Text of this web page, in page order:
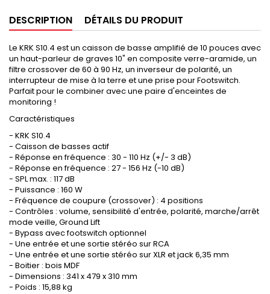
DESCRIPTION DÉTAILS DU PRODUIT
Le KRK S10.4 est un caisson de basse amplifié de 10 pouces avec
un haut-parleur de graves 10" en composite verre-aramide, un
filtre crossover de 60 à 90 Hz, un inverseur de polarité, un
interrupteur de mise à la terre et une prise pour Footswitch.
Parfait pour le combiner avec une paire d'enceintes de
monitoring !
Caractéristiques
- KRK S10.4
- Caisson de basses actif
- Réponse en fréquence : 30 - 110 Hz (+/- 3 dB)
- Réponse en fréquence : 27 - 156 Hz (-10 dB)
- SPL max. : 117 dB
- Puissance : 160 W
- Fréquence de coupure (crossover) : 4 positions
- Contrôles : volume, sensibilité d'entrée, polarité, marche/arrêt
mode veille, Ground Lift
- Bypass avec footswitch optionnel
- Une entrée et une sortie stéréo sur RCA
- Une entrée et une sortie stéréo sur XLR et jack 6,35 mm
- Boitier : bois MDF
- Dimensions : 341 x 479 x 310 mm
- Poids : 15,88 kg